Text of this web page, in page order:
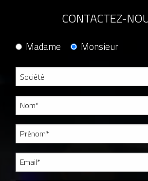
CONTACTEZ-
Madame Monsieur